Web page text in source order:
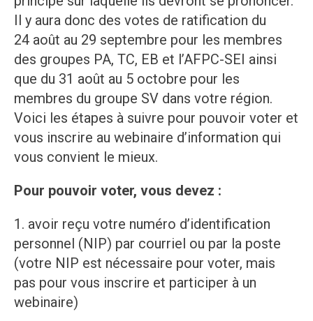
Il y aura donc des votes de ratification du
24 août au 29 septembre pour les membres
des groupes PA, TC, EB et l’AFPC-SEI ainsi
que du 31 août au 5 octobre pour les
membres du groupe SV dans votre région.
Voici les étapes à suivre pour pouvoir voter et
vous inscrire au webinaire d’information qui
vous convient le mieux.
Pour pouvoir voter, vous devez :
1. avoir reçu votre numéro d’identification
personnel (NIP) par courriel ou par la poste
(votre NIP est nécessaire pour voter, mais
pas pour vous inscrire et participer à un
webinaire)